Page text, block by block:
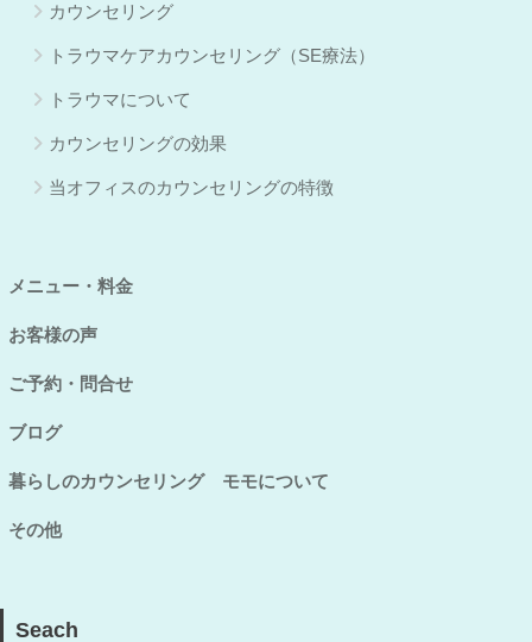
カウンセリング
トラウマケアカウンセリング（SE療法）
トラウマについて
カウンセリングの効果
当オフィスのカウンセリングの特徴
メニュー・料金
お客様の声
ご予約・問合せ
ブログ
暮らしのカウンセリング モモについて
その他
Seach